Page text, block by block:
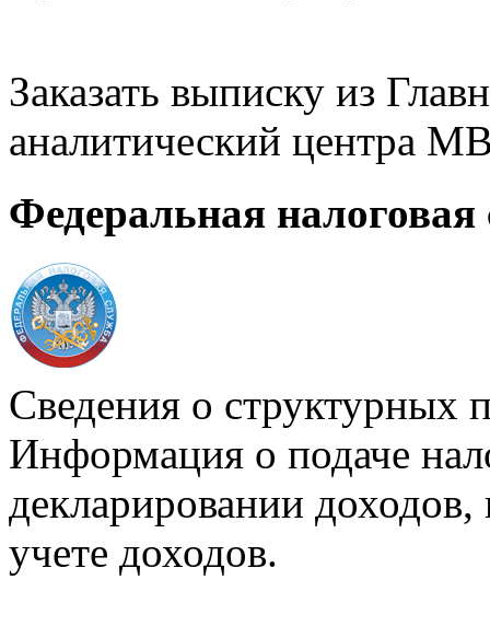
Заказать выписку из
аналитический центра
Федеральная налоговая
Сведения о структурных
Информация о подаче
декларировании доходов,
учете доходов.